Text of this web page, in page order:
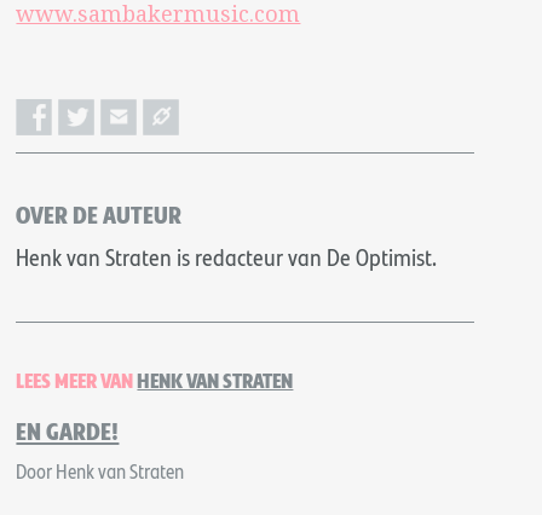
www.sambakermusic.com
OVER DE AUTEUR
Henk van Straten is redacteur van De Optimist.
LEES MEER VAN HENK VAN STRATEN
EN GARDE!
Door Henk van Straten